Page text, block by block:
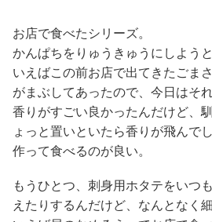
お店で食べたシリーズ。
かんぱちをりゅうきゅうにしよう
いえばこの前お店で出てきたごま
がまぶしてあったので、今日はそ
香りがすごい良かったんだけど、
ょっと置いといたら香りが飛んで
作って食べるのが良い。
もうひとつ、刺身用ホタテをいつ
えたりするんだけど、なんとなく